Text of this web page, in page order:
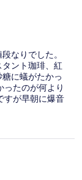
なりでした。
ント珈琲、紅
に蟻がたかっ
たのが何より
すが早朝に爆音
リートから歩